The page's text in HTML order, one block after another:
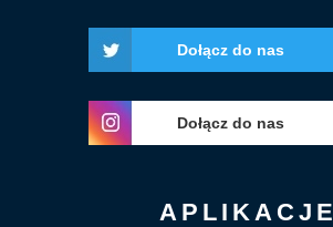
Dołącz do nas
Dołącz do nas
APLIKACJE